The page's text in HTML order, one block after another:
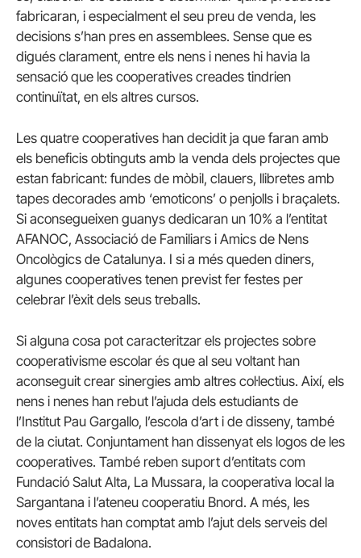
fabricaran, i especialment el seu preu de venda, les
decisions s’han pres en assemblees. Sense que es
digués clarament, entre els nens i nenes hi havia la
sensació que les cooperatives creades tindrien
continuïtat, en els altres cursos.
Les quatre cooperatives han decidit ja que faran amb
els beneficis obtinguts amb la venda dels projectes que
estan fabricant: fundes de mòbil, clauers, llibretes amb
tapes decorades amb ‘emoticons’ o penjolls i braçalets.
Si aconsegueixen guanys dedicaran un 10% a l’entitat
AFANOC, Associació de Familiars i Amics de Nens
Oncològics de Catalunya. I si a més queden diners,
algunes cooperatives tenen previst fer festes per
celebrar l’èxit dels seus treballs.
Si alguna cosa pot caracteritzar els projectes sobre
cooperativisme escolar és que al seu voltant han
aconseguit crear sinergies amb altres col·lectius. Així, els
nens i nenes han rebut l’ajuda dels estudiants de
l’Institut Pau Gargallo, l’escola d’art i de disseny, també
de la ciutat. Conjuntament han dissenyat els logos de les
cooperatives. També reben suport d’entitats com
Fundació Salut Alta, La Mussara, la cooperativa local la
Sargantana i l’ateneu cooperatiu Bnord. A més, les
noves entitats han comptat amb l’ajut dels serveis del
consistori de Badalona.